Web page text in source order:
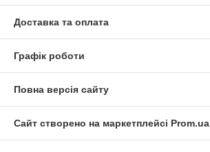
Доставка та оплата
Графік роботи
Повна версія сайту
Сайт створено на маркетплейсі Prom.ua